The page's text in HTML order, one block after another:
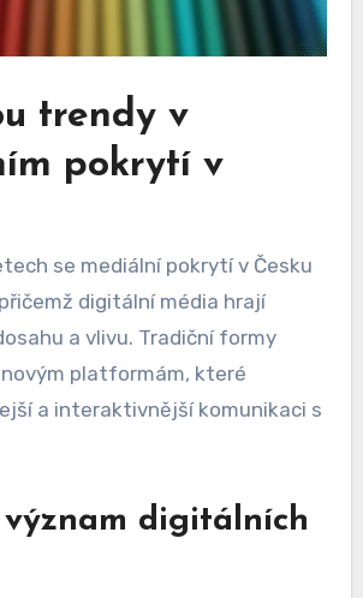
trendy v
pokrytí v
se mediální pokrytí v Česku
digitální média hrají
a vlivu. Tradiční formy
platformám, které
a interaktivnější komunikaci s
význam digitálních